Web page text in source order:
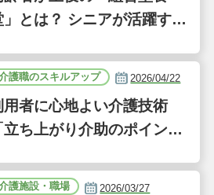
」とは？ シニアが活躍する
に注目｜気になるあの介
施設
護職のスキルアップ 2026/04/22
用者に心地よい介護技術
立ち上がり介助のポイン
41）
護施設・職場 2026/03/27